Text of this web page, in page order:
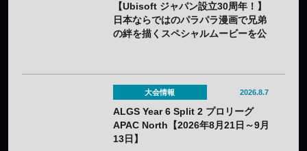
【Ubisoft ジャパン設立30周年！】
日本ならではのパラパラ漫画で兄弟
の絆を描くスペシャルムービーを公
大会情報 2026.8.7
ALGS Year 6 Split 2 プロリーグ
APAC North【2026年8月21日～9月
13日】